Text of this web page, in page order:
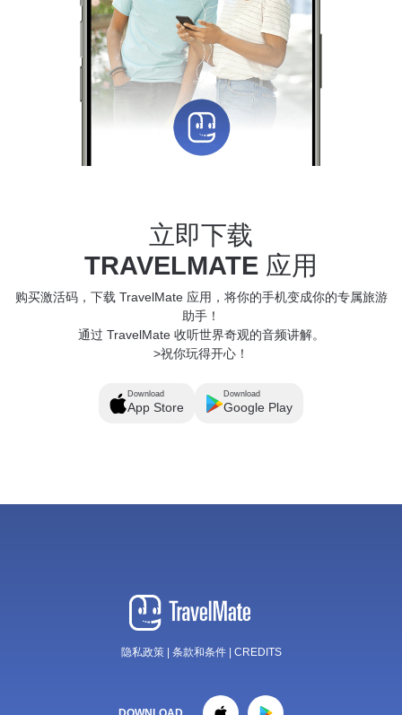
立即下载
TRAVELMATE 应用
购买激活码，下载 TravelMate 应用，将你的手机变成你的专属旅游
助手！
通过 TravelMate 收听世界奇观的音频讲解。
>祝你玩得开心！
Download
App Store
Download
Google Play
隐私政策| 条款和条件 CREDITS